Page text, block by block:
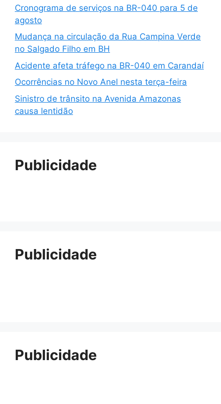
Cronograma de serviços na BR-040 para 5 de
agosto
Mudança na circulação da Rua Campina Verde
no Salgado Filho em BH
Acidente afeta tráfego na BR-040 em Carandaí
Ocorrências no Novo Anel nesta terça-feira
Sinistro de trânsito na Avenida Amazonas
causa lentidão
Publicidade
Publicidade
Publicidade